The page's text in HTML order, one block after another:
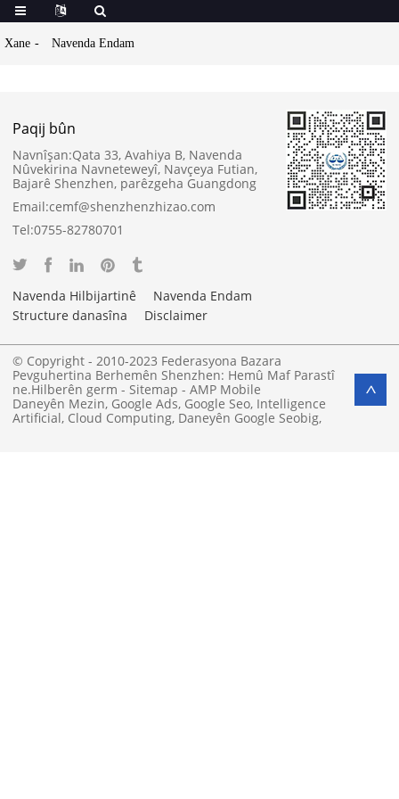
Xane Navenda Endam
Paqij bûn
Navnîşan:Qata 33, Avahiya B, Navenda
Nûvekirina Navneteweyî, Navçeya Futian,
Bajarê Shenzhen, parêzgeha Guangdong
Email:cemf@shenzhenzhizao.com
Tel:0755-82780701
Navenda Hilbijartinê
Navenda Endam
Structure danasîna
Disclaimer
© Copyright - 2010-2023 Federasyona Bazara
Pevguhertina Berhemên Shenzhen: Hemû Maf Parastî
ne.Hilberên germ -Sitemap -AMP Mobile
Daneyên Mezin, Google Ads, Google Seo, Intelligence
Artificial, Cloud Computing, Daneyên Google Seobig,
>